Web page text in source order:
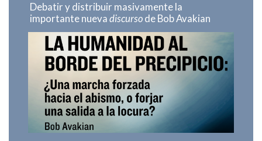
Debatir y distribuir masivamente la
importante nuevadiscursode Bob Avakian